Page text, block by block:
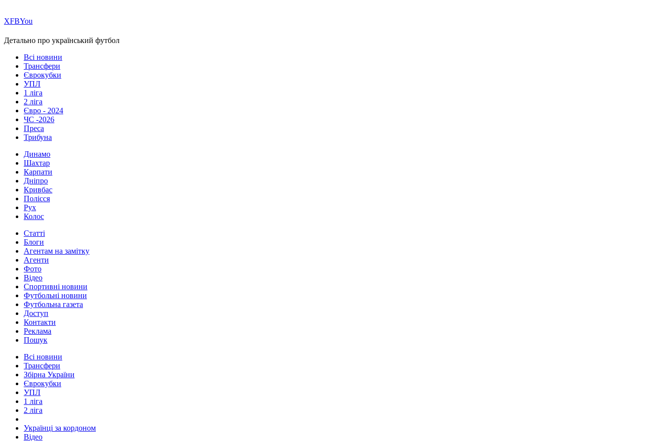
ХFBYou
Детально про український футбол
Всі новини
Трансфери
Єврокубки
УПЛ
1 ліга
2 ліга
Євро - 2024
ЧС -2026
Преса
Трибуна
Динамо
Шахтар
Карпати
Дніпро
Кривбас
Полісся
Рух
Колос
Статті
Блоги
Агентам на замітку
Агенти
Фото
Відео
Спортивні новини
Футбольні новини
Футбольна газета
Доступ
Контакти
Реклама
Пошук
Всі новини
Трансфери
Збірна України
Єврокубки
УПЛ
1 ліга
2 ліга
Українці за кордоном
Відео